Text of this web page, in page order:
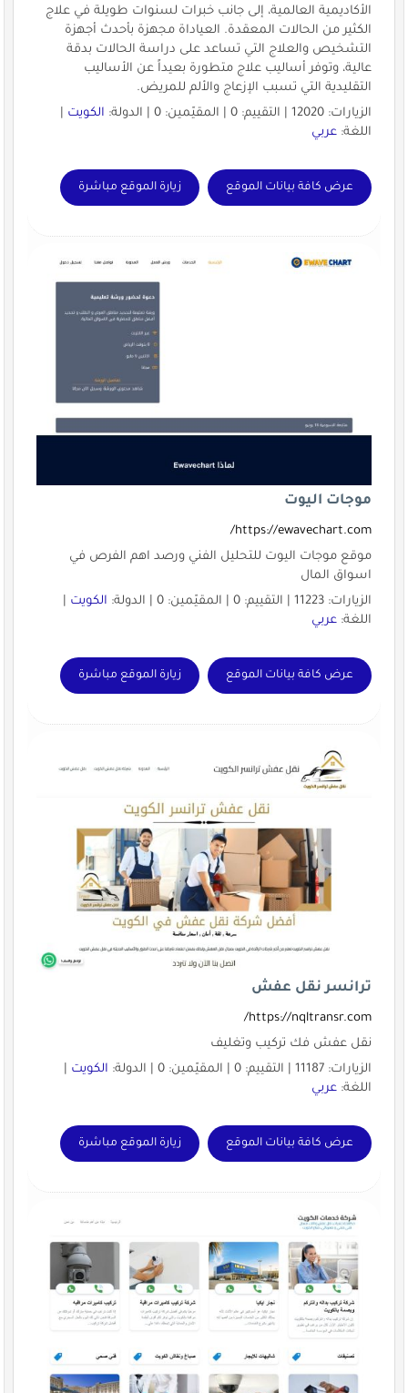
الأكاديمية العالمية، إلى جانب خبرات لسنوات طويلة في علاج
الكثير من الحالات المعقدة. العياداة مجهزة بأحدث أجهزة
التشخيص والعلاج التي تساعد على دراسة الحالات بدقة
عالية، وتوفر أساليب علاج متطورة بعيداً عن الأساليب
التقليدية التي تسبب الإزعاج والألم للمريض.
الزيارات: 12020 | التقييم: 0 | المقيّمين: 0 | الدولة:
الكويت|
اللغة: عربي
عرض كافة بيانات الموقع زيارة الموقع مباشرة
موجات اليوت
https://ewavechart.com/
موقع موجات اليوت للتحليل الفني ورصد اهم الفرص في
اسواق المال
الزيارات: 11223 | التقييم: 0 | المقيّمين: 0 | الدولة:
الكويت|
اللغة: عربي
عرض كافة بيانات الموقع زيارة الموقع مباشرة
ترانسر نقل عفش
https://nqltransr.com/
نقل عفش فك تركيب وتغليف
الزيارات: 11187 | التقييم: 0 | المقيّمين: 0 | الدولة:
الكويت|
اللغة: عربي
عرض كافة بيانات الموقع زيارة الموقع مباشرة